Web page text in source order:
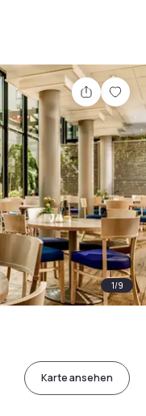
Teilen
1/9
Karte ansehen